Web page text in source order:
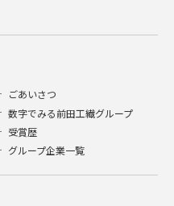
ごあいさつ
数字でみる前田工繊グループ
受賞歴
グループ企業一覧